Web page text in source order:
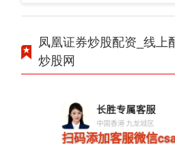
凤凰证券炒股配资_线上
炒股网